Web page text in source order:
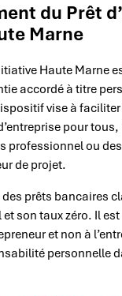
du Prêt
Marne
Haute Marne
accordé à titre
vise à faciliter
pour
professionnel ou
de projet.
prêts bancaires
son taux zéro. Il
et non à
personnelle